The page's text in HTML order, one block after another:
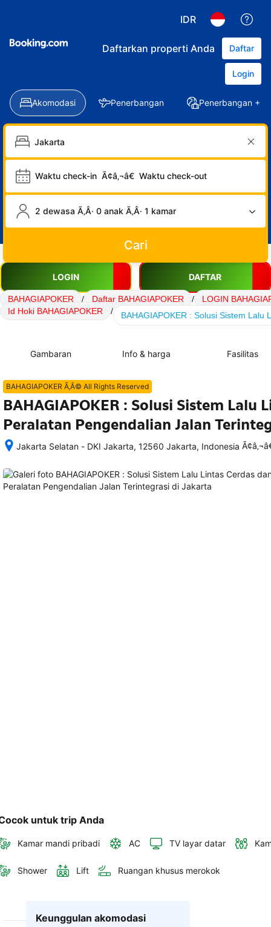
IDR
Daftarkan properti Anda Daftar
Login
Akomodasi Penerbangan Penerbangan +
Waktu check-in Ã¢â‚¬â€ Waktu check-out
2 dewasa Ã‚Â· 0 anak Ã‚Â· 1 kamar
Cari
LOGIN DAFTAR
BAHAGIAPOKER / Daftar BAHAGIAPOKER /
LOGIN
Id Hoki BAHAGIAPOKER
/ BAHAGIAPOKER : Solusi Sistem
Gambaran Info & harga Fasilitas
BAHAGIAPOKER Ã‚Â© All Rights Reserved
BAHAGIAPOKER : Solusi Sistem Lalu
Peralatan Pengendalian Jalan
Jakarta Selatan - DKI Jakarta, 12560 Jakarta, Indonesia
memesan,
semua
untuk trip Anda
Kamar mandi pribadi AC TV layar datar
Shower Lift Ruangan khusus merokok
Keunggulan akomodasi